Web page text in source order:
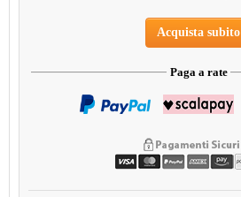
Acquista subito
Paga a rate